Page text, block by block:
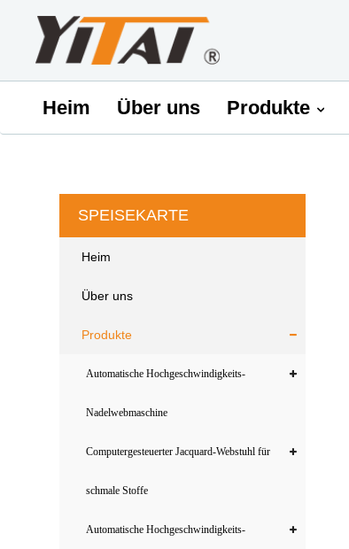
Heim Über uns Produkte
SPEISEKARTE
Heim
Über uns
Produkte
Automatische Hochgeschwindigkeits-
Nadelwebmaschine
Computergesteuerter Jacquard-Webstuhl für
schmale Stoffe
Automatische Hochgeschwindigkeits-